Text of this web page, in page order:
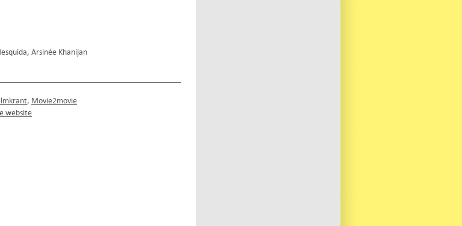
Arsinée Khanijan
Movie2movie
website